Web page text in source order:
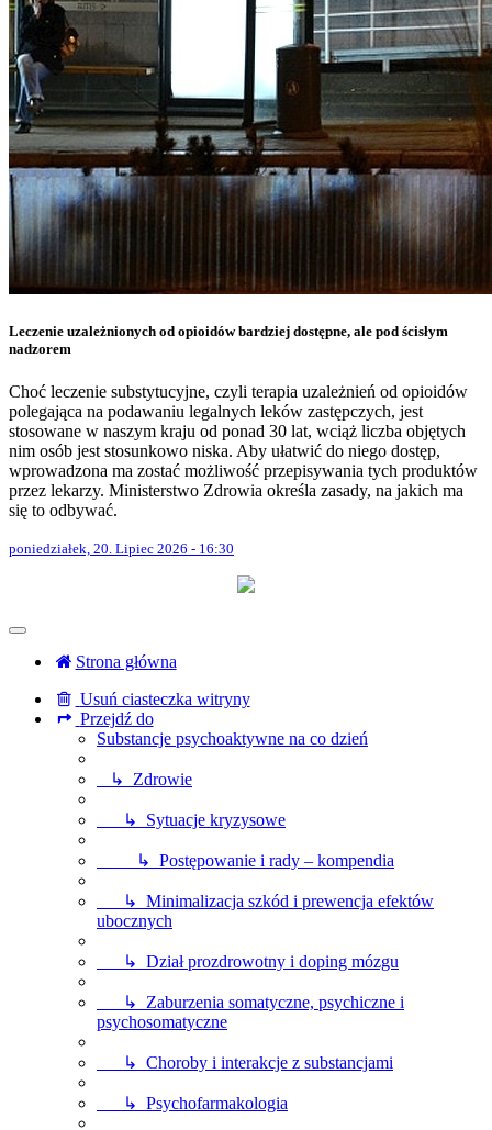
Leczenie uzależnionych od opioidów bardziej dostępne, ale pod ścisłym
nadzorem
Choć leczenie substytucyjne, czyli terapia uzależnień od opioidów
polegająca na podawaniu legalnych leków zastępczych, jest
stosowane w naszym kraju od ponad 30 lat, wciąż liczba objętych
nim osób jest stosunkowo niska. Aby ułatwić do niego dostęp,
wprowadzona ma zostać możliwość przepisywania tych produktów
przez lekarzy. Ministerstwo Zdrowia określa zasady, na jakich ma
się to odbywać.
poniedziałek, 20. Lipiec 2026 - 16:30
Strona główna
Usuń ciasteczka witryny
Przejdź do
Substancje psychoaktywne na co dzień
↳ Zdrowie
↳ Sytuacje kryzysowe
↳ Postępowanie i rady – kompendia
↳ Minimalizacja szkód i prewencja efektów
ubocznych
↳ Dział prozdrowotny i doping mózgu
↳ Zaburzenia somatyczne, psychiczne i
psychosomatyczne
↳ Choroby i interakcje z substancjami
↳ Psychofarmakologia